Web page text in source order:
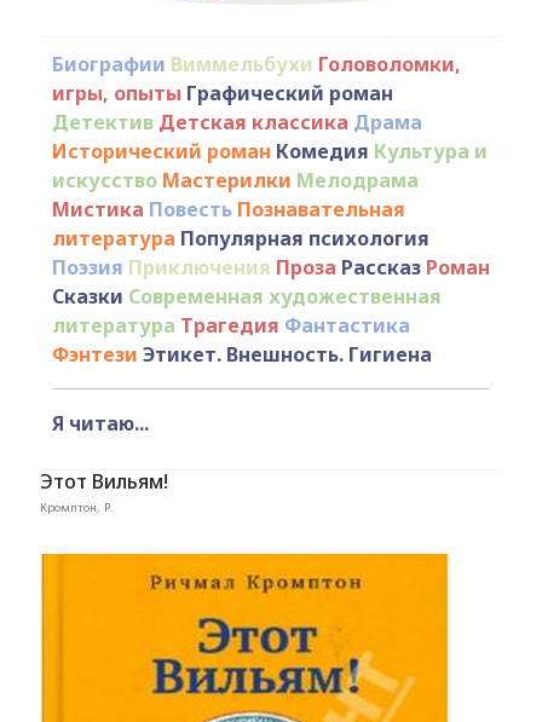
Биографии Виммельбухи Головоломки,
игры, опыты Графический роман
Детектив Детская классика Драма
Исторический роман Комедия Культура и
искусство Мастерилки Мелодрама
Мистика Повесть Познавательная
литература Популярная психология
Поэзия Приключения Проза Рассказ Роман
Сказки Современная художественная
литература Трагедия Фантастика
Фэнтези Этикет. Внешность. Гигиена
Я читаю...
Этот Вильям!
Кромптон, Р.